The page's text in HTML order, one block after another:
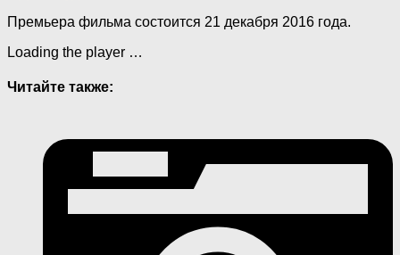
Премьера фильма состоится 21 декабря 2016 года.
Loading the player …
Читайте также: